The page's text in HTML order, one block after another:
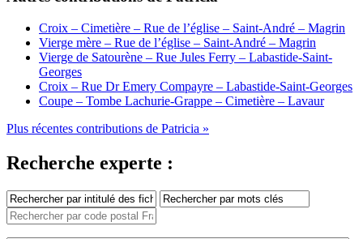
Croix – Cimetière – Rue de l’église – Saint-André – Magrin
Vierge mère – Rue de l’église – Saint-André – Magrin
Vierge de Satourène – Rue Jules Ferry – Labastide-Saint-
Georges
Croix – Rue Dr Emery Compayre – Labastide-Saint-Georges
Coupe – Tombe Lachurie-Grappe – Cimetière – Lavaur
Plus récentes contributions de Patricia »
Recherche experte :